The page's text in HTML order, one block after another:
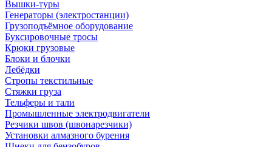
Вышки-туры
Генераторы (электростанции)
Грузоподъёмное оборудование
Буксировочные тросы
Крюки грузовые
Блоки и блочки
Лебёдки
Стропы текстильные
Стяжки груза
Тельферы и тали
Промышленные электродвигатели
Резчики швов (швонарезчики)
Установки алмазного бурения